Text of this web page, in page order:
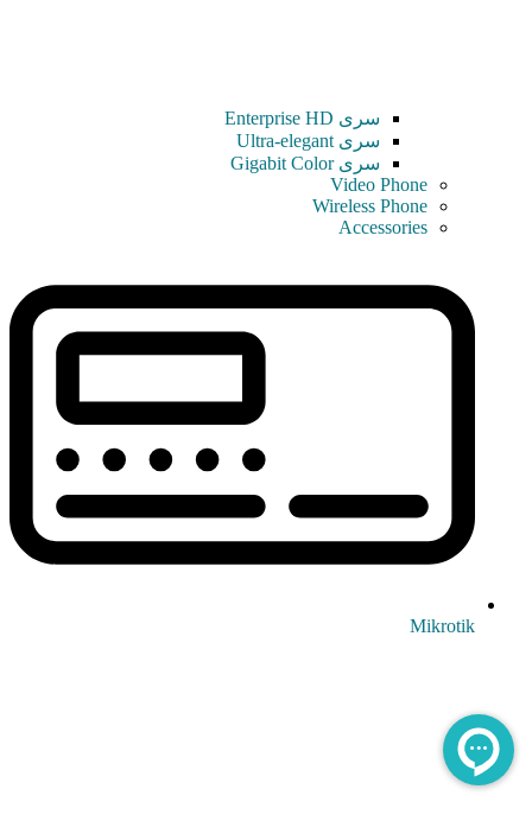
سری Enterprise HD
سری Ultra-elegant
سری Gigabit Color
Video Phone
Wireless Phone
Accessories
Mikrotik